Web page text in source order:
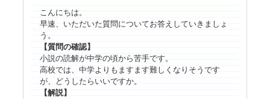
こんにちは。
早速、いただいた質問についてお答えしていきましょ
う。
【質問の確認】
小説の読解が中学の頃から苦手です。
高校では、中学よりもますます難しくなりそうです
が、どうしたらいいですか。
【解説】